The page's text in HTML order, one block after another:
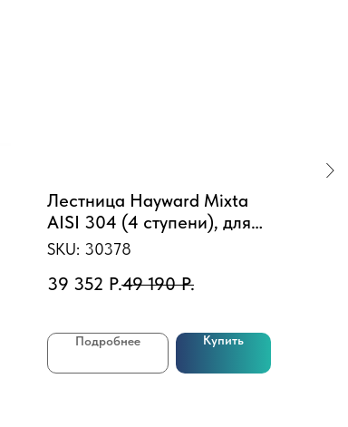
Лестница Hayward Mixta
AISI 304 (4 ступени), для
узкого борта
SKU: 30378
39 352 Р.49 190 Р.
Подробнее Купить